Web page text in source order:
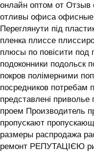
онлайн оптом от Отзыв
отливы офиса офисные
Переглянути під
пленка плиссе
плюсы по повісити под
подоконники
покров полімерними
посредников потребам
представлені приволье
проем Производитель
пропускают
размеры распродажа
ремонт РЕПУТАЦІЄЮ